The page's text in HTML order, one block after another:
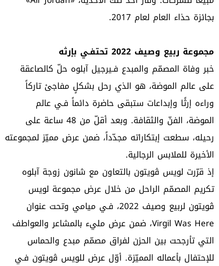
بجائزة حذاء العام لعام 2017.
مجموعة ربيع وصيف 2022 تحتفـي بإرثه
خبر وفاة المصمّم والمبدع فـيرجيل آبلوه حلّ كالصاعقة
على عالم الموضة، هو الذي رحل بشكلٍ مفاجئ تاركاً
وراءه إرثًا وإبداعات ستبقى حاضرة دائماً فـي عالم
الموضة، الفنّ والثقافة. وبعد أقلّ من 48 ساعة على
رحيله، سطعت إبتكاراته مجدّداً، ضمن عرض مميّز لمجموعته
الأخيرة للملابس الرجالية.
إذ قرّرت لويس ڤويتون بالتعاون مع شانون زوجة آبلوه
تكريم المصمّم الراحل من خلال عرض مجموعة لويس
ڤويتون لربيع وصيف 2022، فـي ميامي وتحت عنوان
Virgil Was Here، ضمن عرض مليء بالمشاعر والعواطف
التي تأرجحت بين الحزن لفراق مصمّم مبدع والحماس
للإحتفال بأعماله المميّزة. أوّل عرض للويس ڤويتون فـي